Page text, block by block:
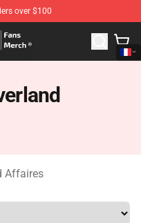
over $100
- Official The Promised
Affaires